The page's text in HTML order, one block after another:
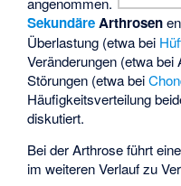
SekundäreArthrosen
Überlastung (etwa bei
Veränderungen (etwa bei
Störungen (etwa bei
Häufigkeitsverteilung
diskutiert.
Bei der Arthrose führt
im weiteren Verlauf zu